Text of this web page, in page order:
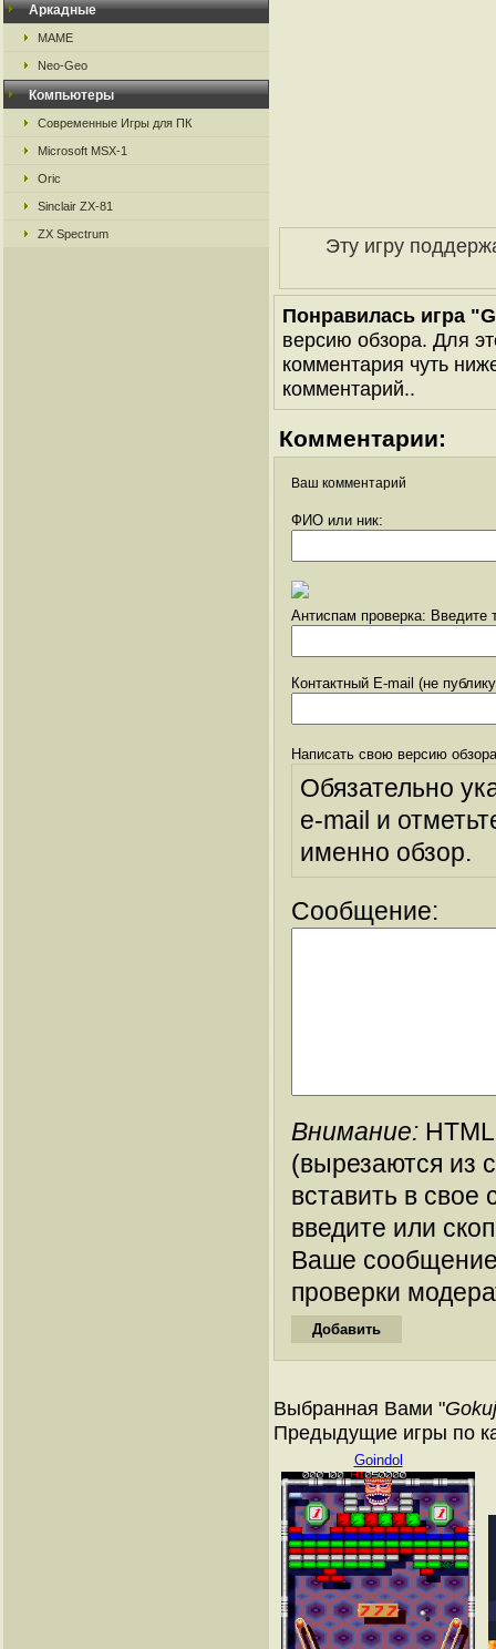
Аркадные
MAME
Neo-Geo
Компьютеры
Современные Игры для ПК
Microsoft MSX-1
Oric
Sinclair ZX-81
ZX Spectrum Эту игру
Понравилась игра
версию обзора. Для
комментария чуть
комментарий..
Комментарии:
Ваш комментарий
ФИО или ник:
Антиспам проверка: Введите
Контактный E-mail (не
Написать свою версию
Обязательно
e-mail и
именно обзор.
Сообщение:
Внимание:
(вырезаются из
вставить в
введите или
Ваше
проверки
Выбранная Вами "
Предыдущие игры по
Goindol